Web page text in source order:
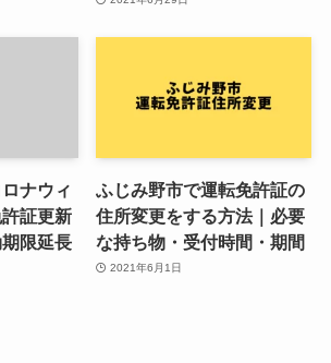
ナウィ
証更新
限延長
ふじみ野市で運転免許証の
住所変更をする方法｜必要
な持ち物・受付時間・期間
2021年6月1日